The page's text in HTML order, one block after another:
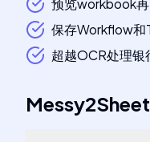
预览workbook
保存Workflow
超越OCR处理
Messy2Sheet